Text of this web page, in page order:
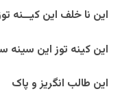
این نا خلف این کیــنه
این کینه توز این سینه
این طالب انگریز و پاک